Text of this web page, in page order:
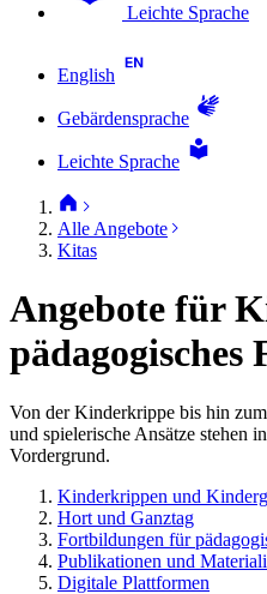
Leichte Sprache
English
Gebärdensprache
Leichte Sprache
Alle Angebote
Kitas
Angebote für
pädagogisches
Von der Kinderkrippe bis hin
und spielerische Ansätze stehen
Vordergrund.
Kinderkrippen und
Hort und Ganztag
Fortbildungen für
Publikationen und
Digitale Plattformen